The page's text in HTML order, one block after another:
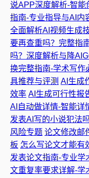
说APP深度解析-智能
指南-专业指导与AI内
全面解析AI视频生成
要再查重吗？完整指
吗？深度解析与降
换完整指南-学术写作
具推荐与评测 AI生成
效率 AI生成可行性报
AI自动做详情-智能详
发表AI写的小说犯法
风险专题 论文修改邮
板 怎么写论文才能有
发表论文指南-专业学
文重复率要求详解-学